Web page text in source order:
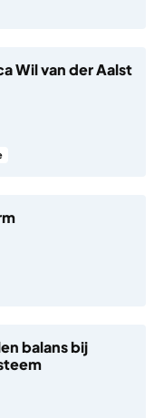
Wil van der Aalst
balans bij